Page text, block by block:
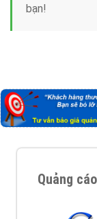
bạn!
Quảng